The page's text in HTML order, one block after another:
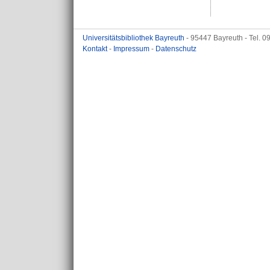
Universitätsbibliothek Bayreuth - 95447 Bayreuth - Tel.
Kontakt- Impressum - Datenschutz